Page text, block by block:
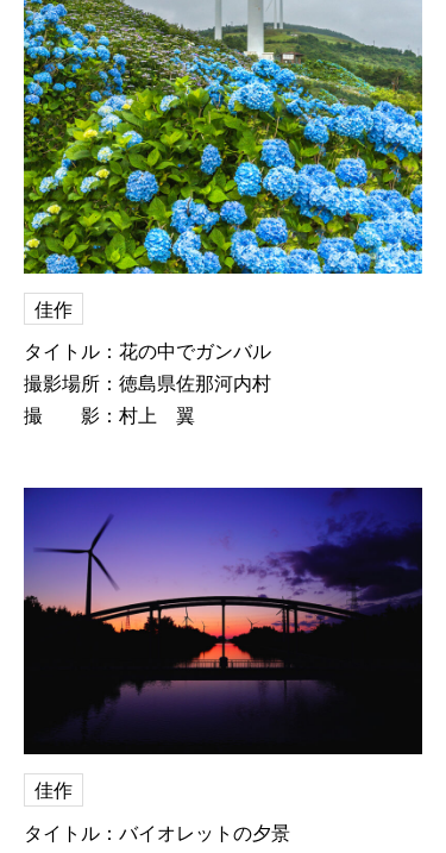
佳作
タイトル：花の中でガンバル
撮影場所：徳島県佐那河内村
撮 影：村上 翼
佳作
タイトル：バイオレットの夕景